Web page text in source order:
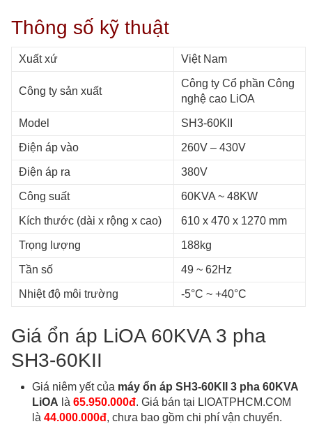
Thông số kỹ thuật
Xuất xứ Việt Nam
Công ty sản xuất
Công ty Cổ phần Công
nghệ cao LiOA
Model SH3-60KII
Điện áp vào 260V – 430V
Điện áp ra 380V
Công suất 60KVA ~ 48KW
Kích thước (dài x rộng x cao) 610 x 470 x 1270 mm
Trọng lượng 188kg
Tần số 49 ~ 62Hz
Nhiệt độ môi trường -5°C ~ +40°C
Giá ổn áp LiOA 60KVA 3 pha
SH3-60KII
Giá niêm yết của máy ổn áp SH3-60KII 3 pha 60KVA
LiOA là 65.950.000đ. Giá bán tại LIOATPHCM.COM
là 44.000.000đ, chưa bao gồm chi phí vận chuyển.